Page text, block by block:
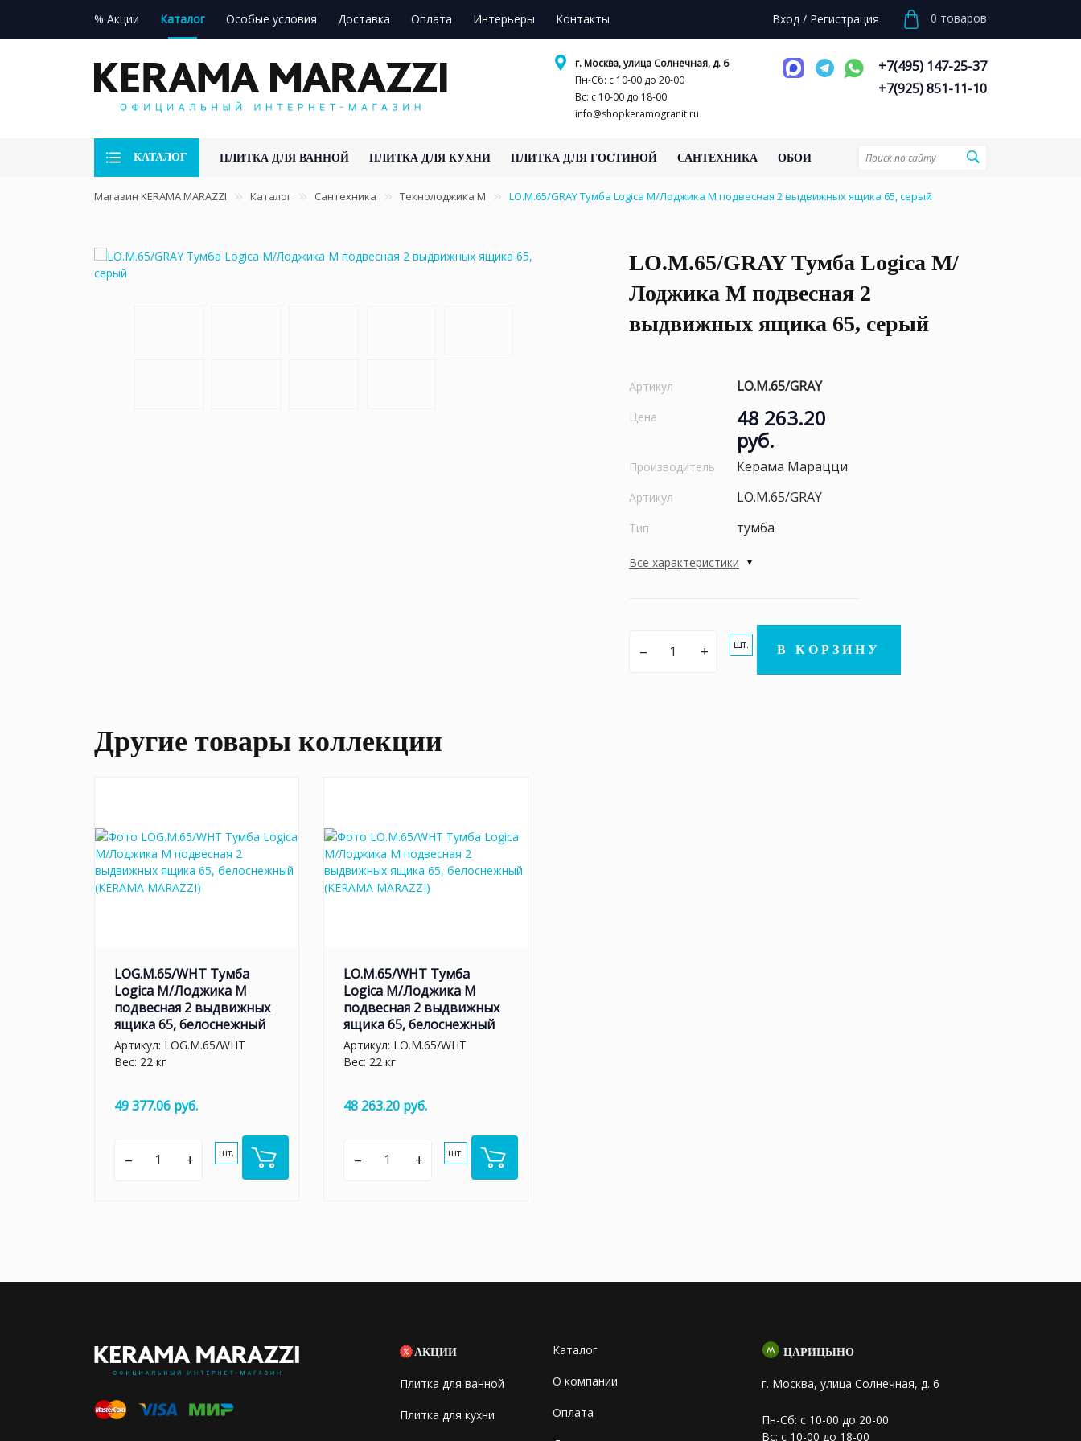
% Акции Каталог Особые условия Доставка Оплата Интерьеры Контакты Вход / Регистрация 0 товаров
г. Москва, улица Солнечная, д. 6
Пн-Сб: с 10-00 до 20-00
Вс: с 10-00 до 18-00
info@shopkeramogranit.ru
+7(495) 147-25-37
+7(925) 851-11-10
КАТАЛОГ ПЛИТКА ДЛЯ ВАННОЙ ПЛИТКА ДЛЯ КУХНИ ПЛИТКА ДЛЯ ГОСТИНОЙ САНТЕХНИКА ОБОИ
Магазин KERAMA MARAZZI Каталог Сантехника Текнолоджика М LO.M.65/GRAY Тумба Logica M/Лоджика М подвесная 2 выдвижных ящика 65, серый
LO.M.65/GRAY Тумба Logica M/
Лоджика М подвесная 2
выдвижных ящика 65, серый
Артикул LO.M.65/GRAY
Цена
48 263.20
руб.
Производитель Керама Марацци
Артикул LO.M.65/GRAY
Тип тумба
Все характеристики
– + шт. В КОРЗИНУ
Другие товары коллекции
LOG.M.65/WHT Тумба
Logica M/Лоджика М
подвесная 2 выдвижных
ящика 65, белоснежный
Артикул: LOG.M.65/WHT
Вес: 22 кг
49 377.06 руб.
– + шт.
LO.M.65/WHT Тумба
Logica M/Лоджика М
подвесная 2 выдвижных
ящика 65, белоснежный
Артикул: LO.M.65/WHT
Вес: 22 кг
48 263.20 руб.
– + шт.
АКЦИИ
Плитка для ванной
Плитка для кухни
Каталог
О компании
Оплата
ЦАРИЦЫНО
г. Москва, улица Солнечная, д. 6
Пн-Сб: с 10-00 до 20-00
Вс: с 10-00 до 18-00